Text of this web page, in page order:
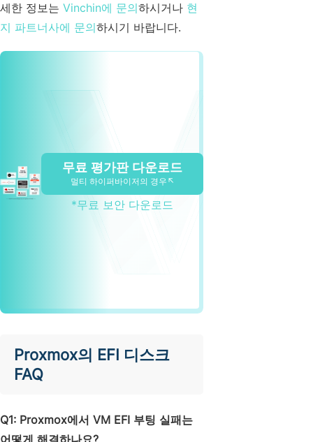
세한 정보는 Vinchin에 문의하시거나 현
지 파트너사에 문의하시기 바랍니다.
무료 평가판 다운로드
멀티 하이퍼바이저의 경우↖
*무료 보안 다운로드
Proxmox의 EFI 디스크
FAQ
Q1: Proxmox에서 VM EFI 부팅 실패는